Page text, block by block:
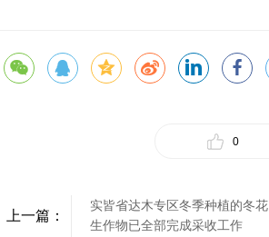
0
上一篇：
实皆省达木专区冬季种植的冬花
生作物已全部完成采收工作